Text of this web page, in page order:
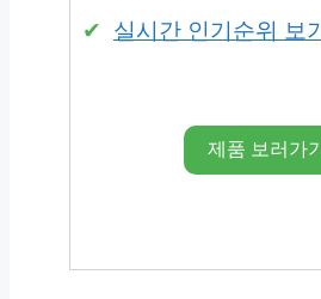
실시간 인기순위 보기
제품 보러가기